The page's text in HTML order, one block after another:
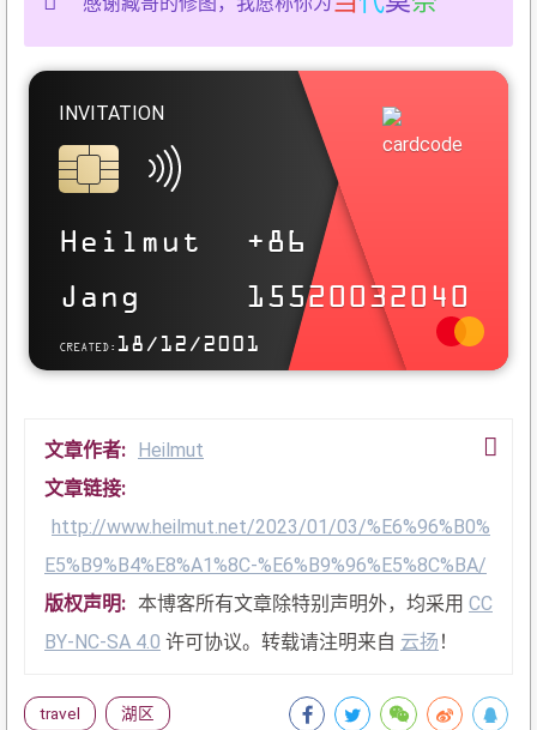
INVITATION
Heilmut
Jang
+86
15520032040
CREATED: 18/12/2001
REFERENCE
Der Erfolg und das Leben von Heilmut
势如彍弩，节如发机 .
狂者进取，狷者有所不为 .
文章作者: Heilmut
文章链接:
http://www.heilmut.net/2023/01/03/%E6%96%B0%
E5%B9%B4%E8%A1%8C-%E6%B9%96%E5%8C%BA/
版权声明: 本博客所有文章除特别声明外，均采用 CC
BY-NC-SA 4.0 许可协议。转载请注明来自 云扬 ！
travel 湖区